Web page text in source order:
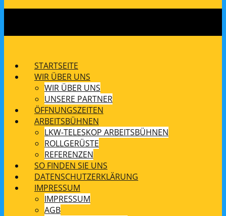
STARTSEITE
WIR ÜBER UNS
WIR ÜBER UNS
UNSERE PARTNER
ÖFFNUNGSZEITEN
ARBEITSBÜHNEN
LKW-TELESKOP ARBEITSBÜHNEN
ROLLGERÜSTE
REFERENZEN
SO FINDEN SIE UNS
DATENSCHUTZERKLÄRUNG
IMPRESSUM
IMPRESSUM
AGB